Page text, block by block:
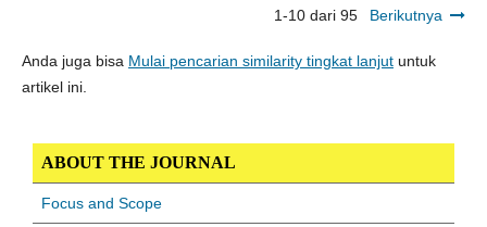
1-10 dari 95 Berikutnya
Anda juga bisa Mulai pencarian similarity tingkat lanjutuntuk
artikel ini.
ABOUT THE JOURNAL
Focus and Scope